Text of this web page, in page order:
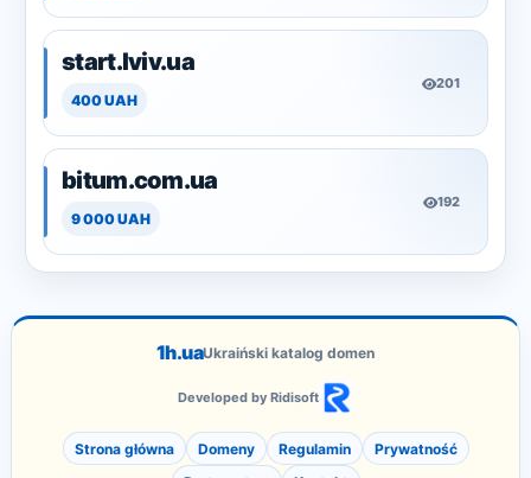
start.lviv.ua
400 UAH
201
bitum.com.ua
9 000 UAH
192
1h.uaUkraiński katalog domen
Developed by Ridisoft
Strona główna Domeny Regulamin
Prywatność